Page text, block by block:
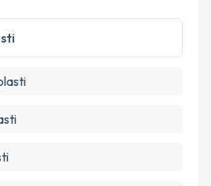
kabul ediyorum.
Talebini Gönder